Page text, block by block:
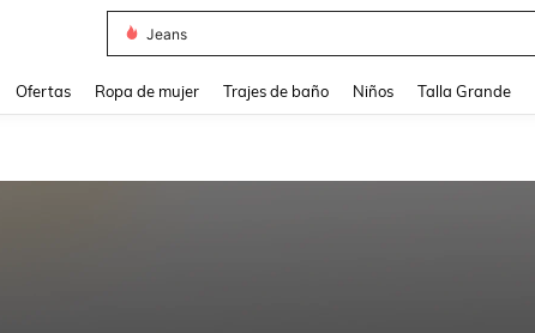
Jeans
Ofertas Ropa de mujer Trajes de baño Niños Talla Grande